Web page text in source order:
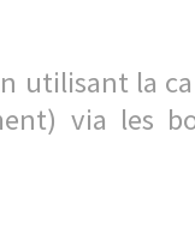
utilisant la
via les